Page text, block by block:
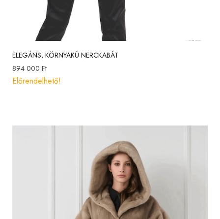
ELEGÁNS, KÖRNYAKÚ NERCKABÁT
894 000 Ft
Előrendelhető!